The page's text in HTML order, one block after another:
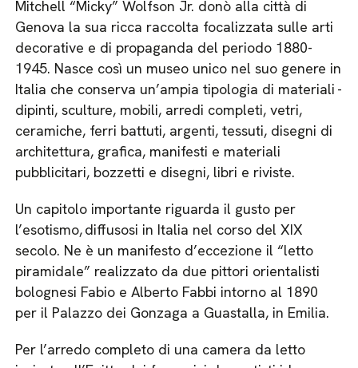
Mitchell “Micky” Wolfson Jr. donò alla città di
Genova la sua ricca raccolta focalizzata sulle arti
decorative e di propaganda del periodo 1880-
1945. Nasce così un museo unico nel suo genere in
Italia che conserva un’ampia tipologia di materiali -
dipinti, sculture, mobili, arredi completi, vetri,
ceramiche, ferri battuti, argenti, tessuti, disegni di
architettura, grafica, manifesti e materiali
pubblicitari, bozzetti e disegni, libri e riviste.
Un capitolo importante riguarda il gusto per
l’esotismo, diffusosi in Italia nel corso del XIX
secolo. Ne è un manifesto d’eccezione il “letto
piramidale” realizzato da due pittori orientalisti
bolognesi Fabio e Alberto Fabbi intorno al 1890
per il Palazzo dei Gonzaga a Guastalla, in Emilia.
Per l’arredo completo di una camera da letto